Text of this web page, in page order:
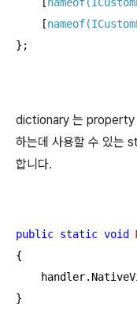
    [
    [
};
dictionary 는 property
하는데 사용할 수 있
합니다.
public static void
{
}